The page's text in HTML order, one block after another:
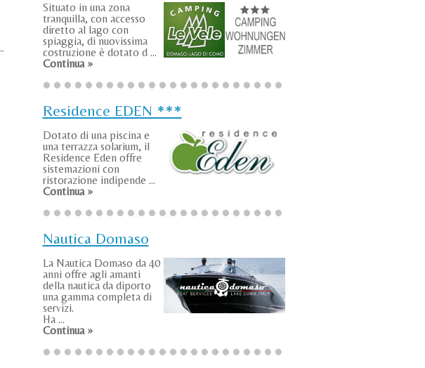
Situato in una zona
tranquilla, con accesso
diretto al lago con
spiaggia, di nuovissima
costruzione è dotato d ...
Continua »
Residence EDEN ***
Dotato di una piscina e
una terrazza solarium, il
Residence Eden offre
sistemazioni con
ristorazione indipende ...
Continua »
Nautica Domaso
La Nautica Domaso da 40
anni offre agli amanti
della nautica da diporto
una gamma completa di
servizi.
Ha ...
Continua »